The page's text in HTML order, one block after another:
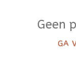
Geen
GA